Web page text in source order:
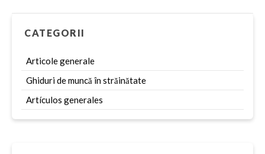
CATEGORII
Articole generale
Ghiduri de muncă în străinătate
Artículos generales